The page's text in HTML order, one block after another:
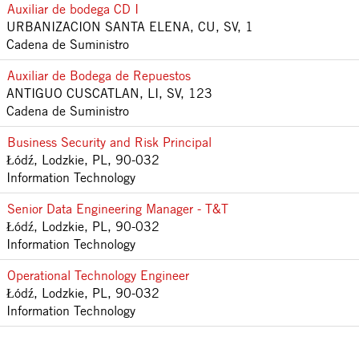
Auxiliar de bodega CD I
URBANIZACION SANTA ELENA, CU, SV, 1
Cadena de Suministro
Auxiliar de Bodega de Repuestos
ANTIGUO CUSCATLAN, LI, SV, 123
Cadena de Suministro
Business Security and Risk Principal
Łódź, Lodzkie, PL, 90-032
Information Technology
Senior Data Engineering Manager - T&T
Łódź, Lodzkie, PL, 90-032
Information Technology
Operational Technology Engineer
Łódź, Lodzkie, PL, 90-032
Information Technology